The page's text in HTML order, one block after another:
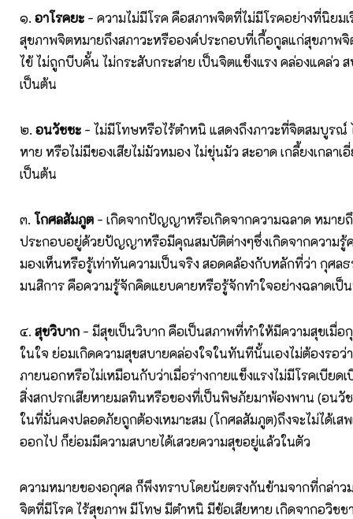
๑. อาโรคยะ - ความไม่มีโรค คือสภาพจิตที่ไม่มีโรคอย่างที่นิยม
สุขภาพจิตหมายถึงสภาวะหรือองค์ประกอบที่เกื้อกูลแก่สุขภาพ
ไข้ ไม่ถูกบีบคั้น ไม่กระสับกระส่าย เป็นจิตแข็งแรง คล่องแคล่ว
เป็นต้น
๒. อนวัชชะ - ไม่มีโทษหรือไร้ตำหนิ แสดงถึงภาวะที่จิตสมบูรณ์
หาย หรือไม่มีของเสียไม่มัวหมอง ไม่ขุ่นมัว สะอาด เกลี้ยงเกลาเ
เป็นต้น
๓. โกศลสัมภูต - เกิดจากปัญญาหรือเกิดจากความฉลาด หมาย
ประกอบอยู่ด้วยปัญญาหรือมีคุณสมบัติต่างๆซึ่งเกิดจากความรู้ค
มองเห็นหรือรู้เท่าทันความเป็นจริง สอดคล้องกับหลักที่ว่า กุศล
มนสิการ คือความรู้จักคิดแยบคายหรือรู้จักทำใจอย่างฉลาดเป็
๔. สุขวิบาก - มีสุขเป็นวิบาก คือเป็นสภาพที่ทำให้มีความสุขเมื่อ
ในใจ ย่อมเกิดความสุขสบายคล่องใจในทันทีนั้นเองไม่ต้องรอ
ภายนอกหรือไม่เหมือนกับว่าเมื่อร่างกายแข็งแรงไม่มีโรคเบียด
สิ่งสกปรกเสียหายมลทินหรือของที่เป็นพิษภัยมาพ้องพาน (อนวั
ในที่มั่นคงปลอดภัยถูกต้องเหมาะสม (โกศลสัมภูต)ถึงจะไม่ได้เส
ออกไป ก็ย่อมมีความสบายได้เสวยความสุขอยู่แล้วในตัว
ความหมายของอกุศล ก็พึงทราบโดยนัยตรงกันข้ามจากที่กล่าว
จิตที่มีโรค ไร้สุขภาพ มีโทษ มีตำหนิ มีข้อเสียหาย เกิดจากอวิชช